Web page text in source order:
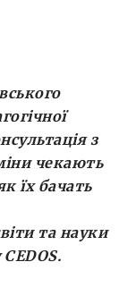
з
чекають
їх бачать
та науки